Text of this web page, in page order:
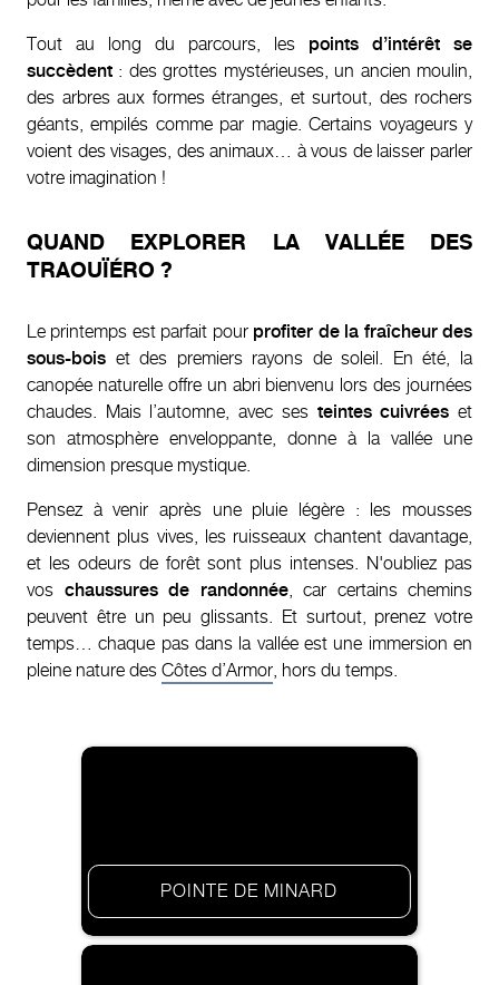
Tout au long du parcours, les points d’intérêt se
succèdent : des grottes mystérieuses, un ancien moulin,
des arbres aux formes étranges, et surtout, des rochers
géants, empilés comme par magie. Certains voyageurs y
voient des visages, des animaux… à vous de laisser parler
votre imagination !
QUAND EXPLORER LA VALLÉE DES
TRAOUÏÉRO ?
Le printemps est parfait pourprofiter de la fraîcheur des
sous-bois et des premiers rayons de soleil. En été, la
canopée naturelle offre un abri bienvenu lors des journées
chaudes. Mais l’automne, avec ses teintes cuivréeset
son atmosphère enveloppante, donne à la vallée une
dimension presque mystique.
Pensez à venir après une pluie légère : les mousses
deviennent plus vives, les ruisseaux chantent davantage,
et les odeurs de forêt sont plus intenses. N'oubliez pas
vos chaussures de randonnée, car certains chemins
peuvent être un peu glissants. Et surtout, prenez votre
temps… chaque pas dans la vallée est une immersion en
pleine nature des Côtes d’Armor, hors du temps.
POINTE DE MINARD